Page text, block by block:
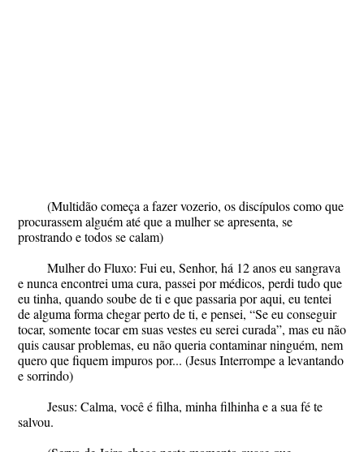
(Multidão começa a fazer vozerio, os discípulos como que
procurassem alguém até que a mulher se apresenta, se
prostrando e todos se calam)
Mulher do Fluxo: Fui eu, Senhor, há 12 anos eu sangrava
e nunca encontrei uma cura, passei por médicos, perdi tudo que
eu tinha, quando soube de ti e que passaria por aqui, eu tentei
de alguma forma chegar perto de ti, e pensei, “Se eu conseguir
tocar, somente tocar em suas vestes eu serei curada”, mas eu não
quis causar problemas, eu não queria contaminar ninguém, nem
quero que fiquem impuros por... (Jesus Interrompe a levantando
e sorrindo)
Jesus: Calma, você é filha, minha filhinha e a sua fé te
salvou.